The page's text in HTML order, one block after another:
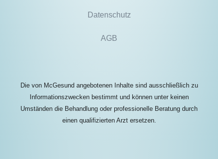
Datenschutz
AGB
Die von McGesund angebotenen Inhalte sind ausschließlich zu
Informationszwecken bestimmt und können unter keinen
Umständen die Behandlung oder professionelle Beratung durch
einen qualifizierten Arzt ersetzen.